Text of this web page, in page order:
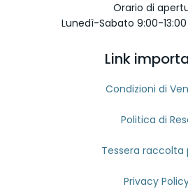
Orario di
Lunedì-Sabato 9:00-
Link
Condizioni di
Politica di
Tessera raccolta
Privacy